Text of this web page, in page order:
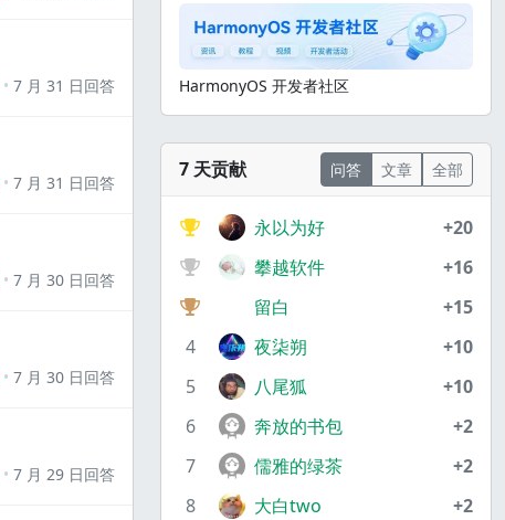
7 月 31 日回答
7 月 31 日回答
7 月 30 日回答
7 月 30 日回答
7 月 29 日回答
HarmonyOS 开发者社区
7 天贡献 问答 文章 全部
永以为好
+20
攀越软件
+16
留白
+15
4
夜柒朔
+10
5
八尾狐
+10
6
奔放的书包
+2
7
儒雅的绿茶
+2
8
大白two
+2